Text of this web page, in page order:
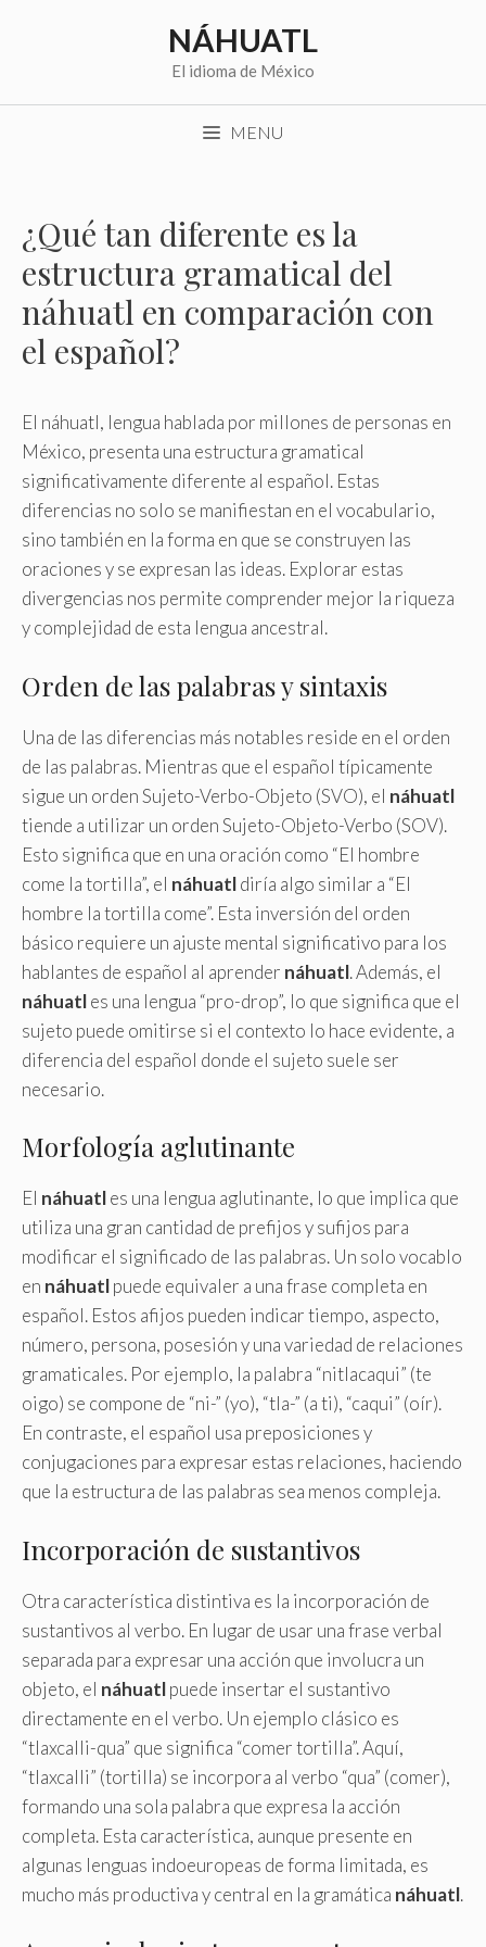
NÁHUATL
El idioma de México
MENU
¿Qué tan diferente es la
estructura gramatical del
náhuatl en comparación con
el español?
El náhuatl, lengua hablada por millones de personas en
México, presenta una estructura gramatical
significativamente diferente al español. Estas
diferencias no solo se manifiestan en el vocabulario,
sino también en la forma en que se construyen las
oraciones y se expresan las ideas. Explorar estas
divergencias nos permite comprender mejor la riqueza
y complejidad de esta lengua ancestral.
Orden de las palabras y sintaxis
Una de las diferencias más notables reside en el orden
de las palabras. Mientras que el español típicamente
sigue un orden Sujeto-Verbo-Objeto (SVO), el náhuatl
tiende a utilizar un orden Sujeto-Objeto-Verbo (SOV).
Esto significa que en una oración como “El hombre
come la tortilla”, el náhuatldiría algo similar a “El
hombre la tortilla come”. Esta inversión del orden
básico requiere un ajuste mental significativo para los
hablantes de español al aprender náhuatl. Además, el
náhuatles una lengua “pro-drop”, lo que significa que el
sujeto puede omitirse si el contexto lo hace evidente, a
diferencia del español donde el sujeto suele ser
necesario.
Morfología aglutinante
El náhuatles una lengua aglutinante, lo que implica que
utiliza una gran cantidad de prefijos y sufijos para
modificar el significado de las palabras. Un solo vocablo
en náhuatlpuede equivaler a una frase completa en
español. Estos afijos pueden indicar tiempo, aspecto,
número, persona, posesión y una variedad de relaciones
gramaticales. Por ejemplo, la palabra “nitlacaqui” (te
oigo) se compone de “ni-” (yo), “tla-” (a ti), “caqui” (oír).
En contraste, el español usa preposiciones y
conjugaciones para expresar estas relaciones, haciendo
que la estructura de las palabras sea menos compleja.
Incorporación de sustantivos
Otra característica distintiva es la incorporación de
sustantivos al verbo. En lugar de usar una frase verbal
separada para expresar una acción que involucra un
objeto, el náhuatlpuede insertar el sustantivo
directamente en el verbo. Un ejemplo clásico es
“tlaxcalli-qua” que significa “comer tortilla”. Aquí,
“tlaxcalli” (tortilla) se incorpora al verbo “qua” (comer),
formando una sola palabra que expresa la acción
completa. Esta característica, aunque presente en
algunas lenguas indoeuropeas de forma limitada, es
mucho más productiva y central en la gramática náhuatl.